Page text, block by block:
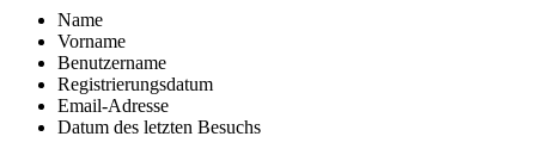
Name
Vorname
Benutzername
Registrierungsdatum
Email-Adresse
Datum des letzten Besuchs